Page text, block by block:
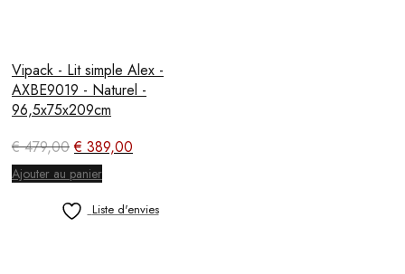
Vipack - Lit simple Alex -
AXBE9019 - Naturel -
96,5x75x209cm
€479,00Le
prix
initial
était :
€ 479,00.
€ 389,00
est :
Ajouter au panier
Liste d'envies